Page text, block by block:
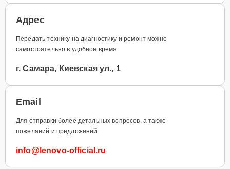
Адрес
Передать технику на диагностику и ремонт можно
самостоятельно в удобное время
г. Самара, Киевская ул., 1
Email
Для отправки более детальных вопросов, а также
пожеланий и предложений
info@lenovo-official.ru